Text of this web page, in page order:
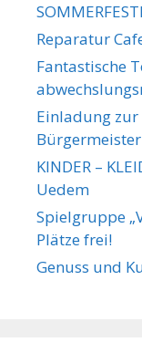
Reparatur
Fantastische
Einladung
KINDER –
Uedem
Spielgruppe
Plätze frei!
Genuss und